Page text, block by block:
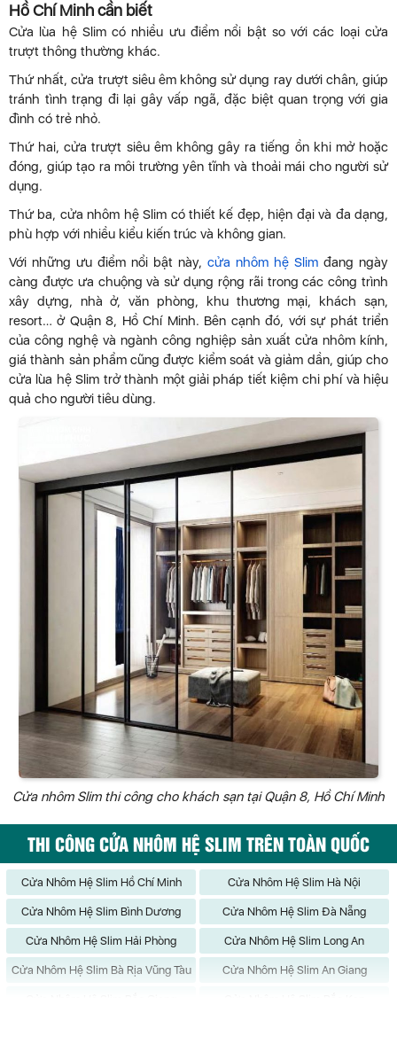
Hồ Chí Minh cần biết
Cửa lùa hệ Slim có nhiều ưu điểm nổi bật so với các loại cửa
trượt thông thường khác.
Thứ nhất, cửa trượt siêu êm không sử dụng ray dưới chân, giúp
tránh tình trạng đi lại gây vấp ngã, đặc biệt quan trọng với gia
đình có trẻ nhỏ.
Thứ hai, cửa trượt siêu êm không gây ra tiếng ồn khi mở hoặc
đóng, giúp tạo ra môi trường yên tĩnh và thoải mái cho người sử
dụng.
Thứ ba, cửa nhôm hệ Slim có thiết kế đẹp, hiện đại và đa dạng,
phù hợp với nhiều kiểu kiến trúc và không gian.
Với những ưu điểm nổi bật này, cửa nhôm hệ Slim đang ngày
càng được ưa chuộng và sử dụng rộng rãi trong các công trình
xây dựng, nhà ở, văn phòng, khu thương mại, khách sạn,
resort… ở Quận 8, Hồ Chí Minh. Bên cạnh đó, với sự phát triển
của công nghệ và ngành công nghiệp sản xuất cửa nhôm kính,
giá thành sản phẩm cũng được kiểm soát và giảm dần, giúp cho
cửa lùa hệ Slim trở thành một giải pháp tiết kiệm chi phí và hiệu
quả cho người tiêu dùng.
Cửa nhôm Slim thi công cho khách sạn tại Quận 8, Hồ Chí Minh
THI CÔNG CỬA NHÔM HỆ SLIM TRÊN TOÀN QUỐC
Cửa Nhôm Hệ Slim Hồ Chí Minh Cửa Nhôm Hệ Slim Hà Nội
Cửa Nhôm Hệ Slim Bình Dương Cửa Nhôm Hệ Slim Đà Nẵng
Cửa Nhôm Hệ Slim Hải Phòng Cửa Nhôm Hệ Slim Long An
Cửa Nhôm Hệ Slim Bà Rịa Vũng Tàu Cửa Nhôm Hệ Slim An Giang